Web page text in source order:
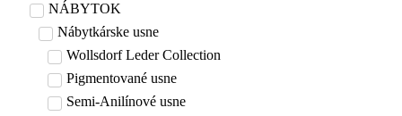
NÁBYTOK
Nábytkárske usne
Wollsdorf Leder Collection
Pigmentované usne
Semi-Anilínové usne